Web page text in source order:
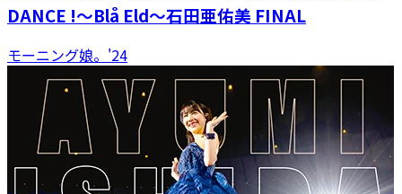
DANCE !～Blå Eld～石田亜佑美 FINAL
モーニング娘。'24